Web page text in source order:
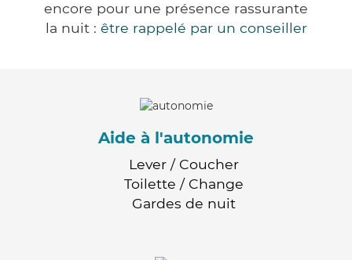
encore pour une présence rassurante
la nuit : être rappelé par un conseiller
Aide à l'autonomie
Lever / Coucher
Toilette / Change
Gardes de nuit